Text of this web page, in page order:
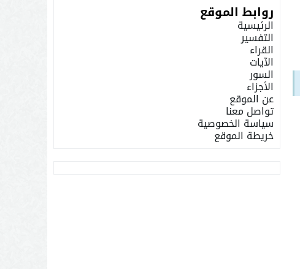
روابط الموقع
الرئيسية
التفسير
القراء
الآيات
السور
الأجزاء
عن الموقع
تواصل معنا
سياسة الخصوصية
خريطة الموقع